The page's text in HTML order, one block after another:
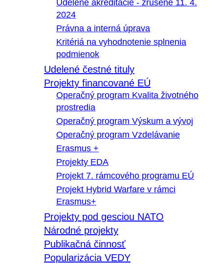
Udelené akreditácie - zrušené 11. 4.
2024
Právna a interná úprava
Kritériá na vyhodnotenie splnenia
podmienok
Udelené čestné tituly
Projekty financované EÚ
Operačný program Kvalita životného
prostredia
Operačný program Výskum a vývoj
Operačný program Vzdelávanie
Erasmus +
Projekty EDA
Projekt 7. rámcového programu EÚ
Projekt Hybrid Warfare v rámci
Erasmus+
Projekty pod gesciou NATO
Národné projekty
Publikačná činnosť
Popularizácia VEDY